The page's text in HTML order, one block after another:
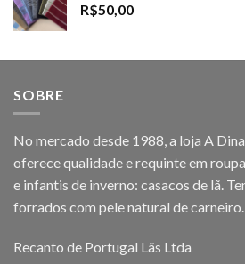
R$50,00
SOBRE
No mercado desde 1988, a loja A
oferece qualidade e requinte em
e infantis de inverno: casacos de lã.
forrados com pele natural de carneiro.
Recanto de Portugal Lãs Ltda